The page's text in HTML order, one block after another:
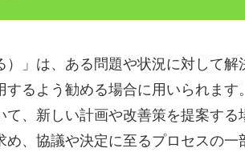
）」は、ある問題や状況に対して
するよう勧める場合に用いられま
て、新しい計画や改善策を提案す
、協議や決定に至るプロセスの一